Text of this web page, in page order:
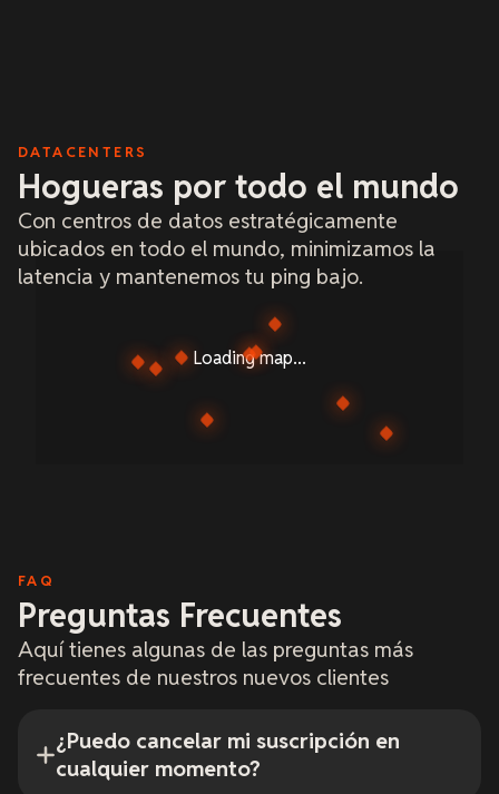
DATACENTERS
Hogueras por todo el mundo
Con centros de datos estratégicamente
ubicados en todo el mundo, minimizamos la
latencia y mantenemos tu ping bajo.
Loading map...
FAQ
Preguntas Frecuentes
Aquí tienes algunas de las preguntas más
frecuentes de nuestros nuevos clientes
¿Puedo cancelar mi suscripción en
cualquier momento?